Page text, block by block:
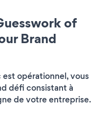
of
Brand
opérationnel, vous
défi consistant à
de votre entreprise.